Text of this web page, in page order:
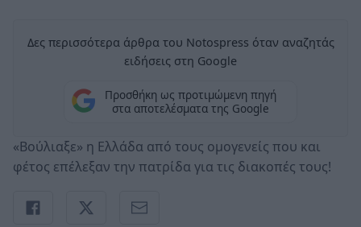
Δες περισσότερα άρθρα του Notospress όταν αναζητάς
ειδήσεις στη Google
Προσθήκη ως προτιμώμενη πηγή
στα αποτελέσματα της Google
«Βούλιαξε» η Ελλάδα από τους ομογενείς που και
φέτος επέλεξαν την πατρίδα για τις διακοπές τους!